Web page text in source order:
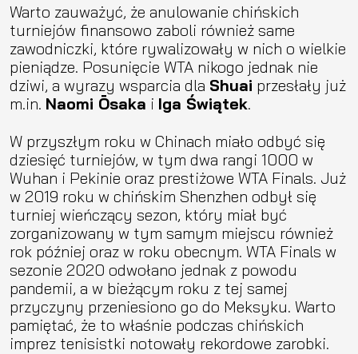
Warto zauważyć, że anulowanie chińskich
turniejów finansowo zaboli również same
zawodniczki, które rywalizowały w nich o wielkie
pieniądze. Posunięcie WTA nikogo jednak nie
dziwi, a wyrazy wsparcia dla Shuai przesłały już
m.in. Naomi Ōsaka i Iga Świątek.
W przyszłym roku w Chinach miało odbyć się
dziesięć turniejów, w tym dwa rangi 1000 w
Wuhan i Pekinie oraz prestiżowe WTA Finals. Już
w 2019 roku w chińskim Shenzhen odbył się
turniej wieńczący sezon, który miał być
zorganizowany w tym samym miejscu również
rok później oraz w roku obecnym. WTA Finals w
sezonie 2020 odwołano jednak z powodu
pandemii, a w bieżącym roku z tej samej
przyczyny przeniesiono go do Meksyku. Warto
pamiętać, że to właśnie podczas chińskich
imprez tenisistki notowały rekordowe zarobki.